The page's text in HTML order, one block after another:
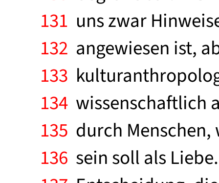
131 uns zwar
132 angewiesen ist,
133
134 wissenschaftlich
135 durch
136 sein soll als